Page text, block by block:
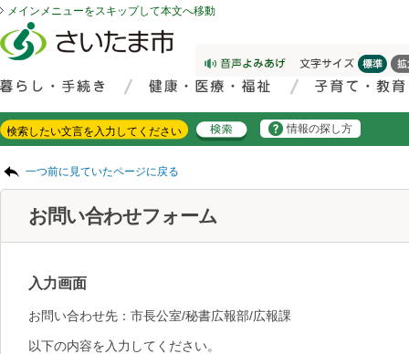
メインメニューをスキップして本文へ移動
情報の探し方
一つ前に見ていたページに戻る
お問い合わせフォーム
入力画面
お問い合わせ先：市長公室/秘書広報部/広報課
以下の内容を入力してください。